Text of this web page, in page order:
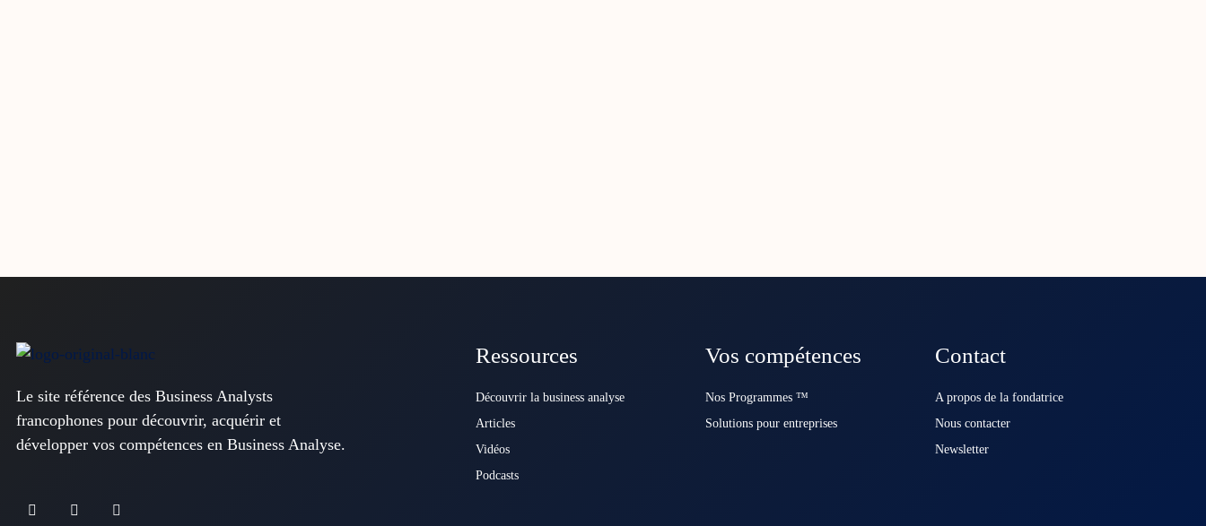
Le site référence des Business Analysts
francophones pour découvrir, acquérir et
développer vos compétences en Business Analyse.
Ressources
Découvrir la business analyse
Articles
Vidéos
Podcasts
Vos compétences
Nos Programmes ™️
Solutions pour entreprises
Contact
A propos de la fondatrice
Nous contacter
Newsletter